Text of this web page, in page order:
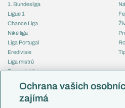
1. Bundesliga
Ligue 1
Chance Liga
Niké liga
Liga Portugal
Eredivisie
Liga mistrů
Evropská liga
Mistrovství světa
Liga národů
Ochrana vašich
zajímá